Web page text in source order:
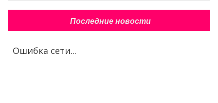
Последние новости
Ошибка сети...